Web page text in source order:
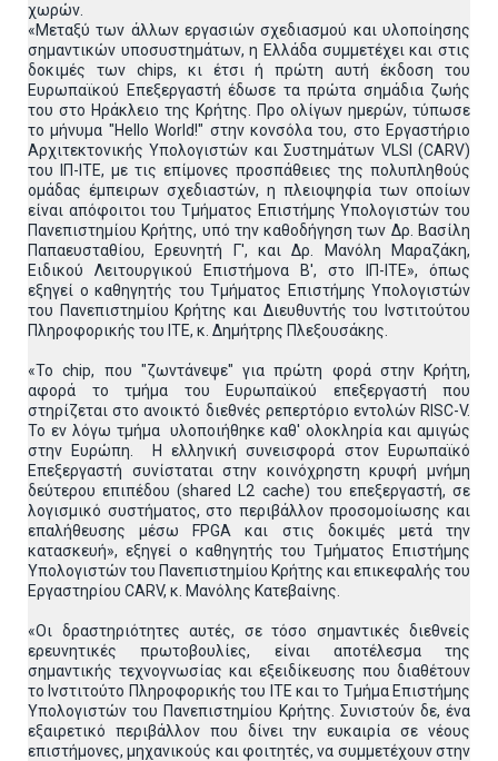
χωρών.
«Μεταξύ των άλλων εργασιών σχεδιασμού και υλοποίησης
σημαντικών υποσυστημάτων, η Ελλάδα συμμετέχει και στις
δοκιμές των chips, κι έτσι ή πρώτη αυτή έκδοση του
Ευρωπαϊκού Επεξεργαστή έδωσε τα πρώτα σημάδια ζωής
του στο Ηράκλειο της Κρήτης. Προ ολίγων ημερών, τύπωσε
το μήνυμα "Hello World!" στην κονσόλα του, στο Εργαστήριο
Αρχιτεκτονικής Υπολογιστών και Συστημάτων VLSI (CARV)
του ΙΠ-ΙΤΕ, με τις επίμονες προσπάθειες της πολυπληθούς
ομάδας έμπειρων σχεδιαστών, η πλειοψηφία των οποίων
είναι απόφοιτοι του Τμήματος Επιστήμης Υπολογιστών του
Πανεπιστημίου Κρήτης, υπό την καθοδήγηση των Δρ. Βασίλη
Παπαευσταθίου, Ερευνητή Γ', και Δρ. Μανόλη Μαραζάκη,
Ειδικού Λειτουργικού Επιστήμονα Β', στο ΙΠ-ΙΤΕ», όπως
εξηγεί ο καθηγητής του Τμήματος Επιστήμης Υπολογιστών
του Πανεπιστημίου Κρήτης και Διευθυντής του Ινστιτούτου
Πληροφορικής του ΙΤΕ, κ. Δημήτρης Πλεξουσάκης.
«Το chip, που "ζωντάνεψε" για πρώτη φορά στην Κρήτη,
αφορά το τμήμα του Ευρωπαϊκού επεξεργαστή που
στηρίζεται στο ανοικτό διεθνές ρεπερτόριο εντολών RISC-V.
Το εν λόγω τμήμα υλοποιήθηκε καθ' ολοκληρία και αμιγώς
στην Ευρώπη. Η ελληνική συνεισφορά στον Ευρωπαϊκό
Επεξεργαστή συνίσταται στην κοινόχρηστη κρυφή μνήμη
δεύτερου επιπέδου (shared L2 cache) του επεξεργαστή, σε
λογισμικό συστήματος, στο περιβάλλον προσομοίωσης και
επαλήθευσης μέσω FPGA και στις δοκιμές μετά την
κατασκευή», εξηγεί ο καθηγητής του Τμήματος Επιστήμης
Υπολογιστών του Πανεπιστημίου Κρήτης και επικεφαλής του
Εργαστηρίου CARV, κ. Μανόλης Κατεβαίνης.
«Οι δραστηριότητες αυτές, σε τόσο σημαντικές διεθνείς
ερευνητικές πρωτοβουλίες, είναι αποτέλεσμα της
σημαντικής τεχνογνωσίας και εξειδίκευσης που διαθέτουν
το Ινστιτούτο Πληροφορικής του ΙΤΕ και το Τμήμα Επιστήμης
Υπολογιστών του Πανεπιστημίου Κρήτης. Συνιστούν δε, ένα
εξαιρετικό περιβάλλον που δίνει την ευκαιρία σε νέους
επιστήμονες, μηχανικούς και φοιτητές, να συμμετέχουν στην